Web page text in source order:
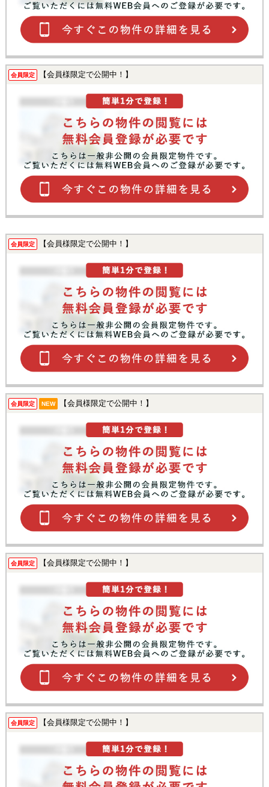
会員限定 【会員様限定で公開中！】
会員限定 【会員様限定で公開中！】
会員限定 NEW 【会員様限定で公開中！】
会員限定 【会員様限定で公開中！】
会員限定 【会員様限定で公開中！】